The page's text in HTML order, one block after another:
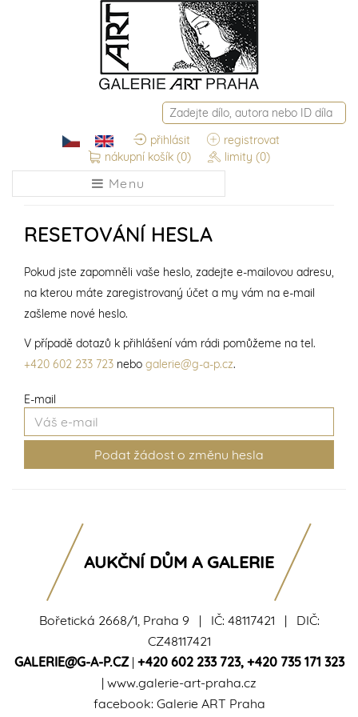
přihlásit
registrovat
nákupní košík (0) limity (0)
Menu
RESETOVÁNÍ HESLA
E-mail
Pokud jste zapomněli vaše heslo, zadejte e-mailovou adresu,
na kterou máte zaregistrovaný účet a my vám na e-mail
zašleme nové heslo.
V případě dotazů k přihlášení vám rádi pomůžeme na tel.
+420 602 233 723 nebo galerie@g-a-p.cz.
Bořetická 2668/1, Praha 9 | IČ: 48117421 | DIČ:
CZ48117421
GALERIE@G-A-P.CZ| +420 602 233 723, +420 735 171 323
| www.galerie-art-praha.cz
facebook: Galerie ART Praha
AUKČNÍ DŮM A GALERIE